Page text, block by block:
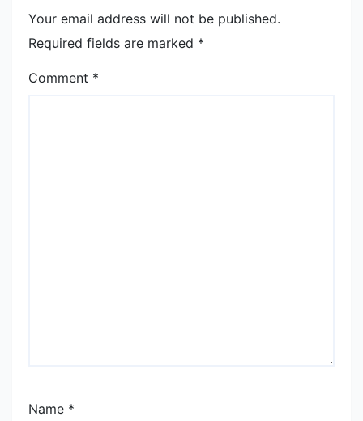
Your email address will not be published.
Required fields are marked *
Comment *
Name *